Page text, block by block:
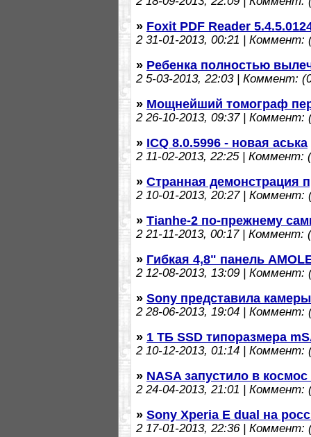
» Foxit PDF Reader
231-01-2013, 00:21 | Коммент:
» Ребенка полностью
25-03-2013, 22:03 | Коммент:
» Мощнейший томограф
226-10-2013, 09:37 | Коммент:
» ICQ 8.0.5996 - новая аська
211-02-2013, 22:25 | Коммент:
» Странная демонстрация
210-01-2013, 20:27 | Коммент:
» Tianhe-2 по-прежнему
221-11-2013, 00:17 | Коммент:
» Гибкая 4,8" панель
212-08-2013, 13:09 | Коммент:
» Sony представила
228-06-2013, 19:04 | Коммент:
» 1 ТБ SSD типоразмера
210-12-2013, 01:14 | Коммент:
» NASA запустило в
224-04-2013, 21:01 | Коммент:
» Sony Xperia E dual на
217-01-2013, 22:36 | Коммент: